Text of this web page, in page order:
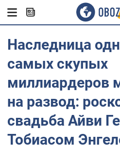
Наследница
самых скупых
миллиардеров
на развод:
свадьба Айви
Тобиасом